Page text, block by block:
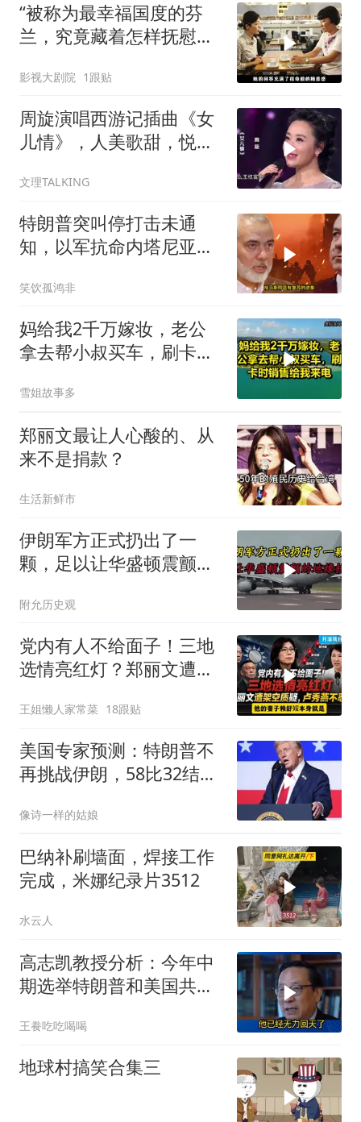
“被称为最幸福国度的芬
兰，究竟藏着怎样抚慰人
影视大剧院 1跟贴
周旋演唱西游记插曲《女
儿情》，人美歌甜，悦耳
文理TALKING
特朗普突叫停打击未通
知，以军抗命内塔尼亚胡
笑饮孤鸿非
妈给我2千万嫁妆，老公
拿去帮小叔买车，刷卡时
雪姐故事多
郑丽文最让人心酸的、从
来不是捐款？
生活新鲜市
伊朗军方正式扔出了一
颗，足以让华盛顿震颤的
附允历史观
党内有人不给面子！三地
选情亮红灯？郑丽文遭架
一起来听听
王姐懒人家常菜 18跟贴
美国专家预测：特朗普不
再挑战伊朗，58比32结果
像诗一样的姑娘
巴纳补刷墙面，焊接工作
完成，米娜纪录片3512
水云人
高志凯教授分析：今年中
期选举特朗普和美国共和
王飬吃吃喝喝
地球村搞笑合集三